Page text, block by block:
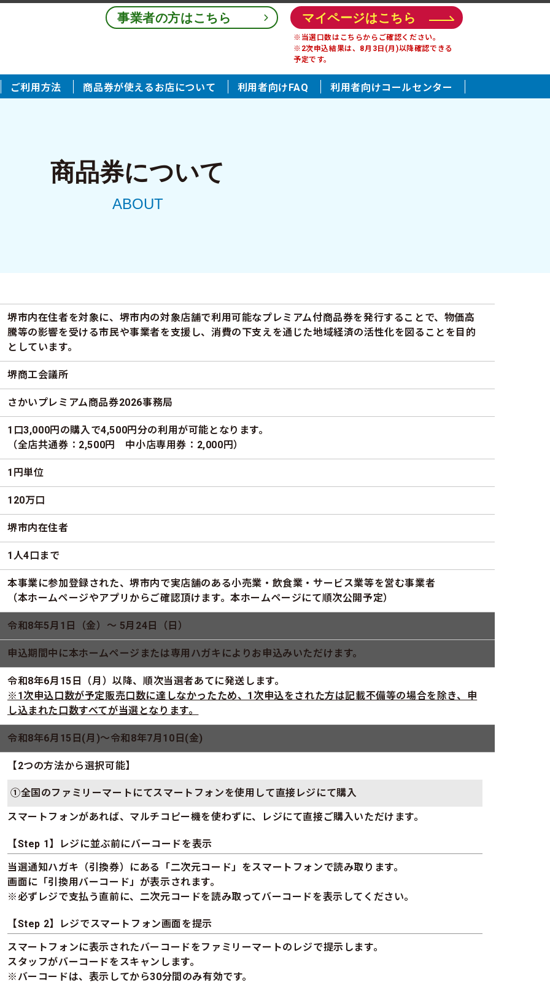
事業者の方はこちら マイページはこちら
※当選口数はこちらからご確認ください。
※2次申込結果は、8月3日(月)以降確認できる
予定です。
ご利用方法 商品券が使えるお店について 利用者向けFAQ 利用者向けコールセンター
商品券について
ABOUT
堺市内在住者を対象に、堺市内の対象店舗で利用可能なプレミアム付商品券を発行することで、物価高
騰等の影響を受ける市民や事業者を支援し、消費の下支えを通じた地域経済の活性化を図ることを目的
としています。
堺商工会議所
さかいプレミアム商品券2026事務局
1口3,000円の購入で4,500円分の利用が可能となります。
（全店共通券：2,500円 中小店専用券：2,000円）
1円単位
120万口
堺市内在住者
1人4口まで
本事業に参加登録された、堺市内で実店舗のある小売業・飲食業・サービス業等を営む事業者
（本ホームページやアプリからご確認頂けます。本ホームページにて順次公開予定）
令和8年5月1日（金）～ 5月24日（日）
申込期間中に本ホームページまたは専用ハガキによりお申込みいただけます。
令和8年6月15日（月）以降、順次当選者あてに発送します。
※1次申込口数が予定販売口数に達しなかったため、1次申込をされた方は記載不備等の場合を除き、申
し込まれた口数すべてが当選となります。
令和8年6月15日(月)～令和8年7月10日(金)
【2つの方法から選択可能】
①全国のファミリーマートにてスマートフォンを使用して直接レジにて購入
スマートフォンがあれば、マルチコピー機を使わずに、レジにて直接ご購入いただけます。
【Step 1】レジに並ぶ前にバーコードを表示
当選通知ハガキ（引換券）にある「二次元コード」をスマートフォンで読み取ります。
画面に「引換用バーコード」が表示されます。
※必ずレジで支払う直前に、二次元コードを読み取ってバーコードを表示してください。
【Step 2】レジでスマートフォン画面を提示
スマートフォンに表示されたバーコードをファミリーマートのレジで提示します。
スタッフがバーコードをスキャンします。
※バーコードは、表示してから30分間のみ有効です。